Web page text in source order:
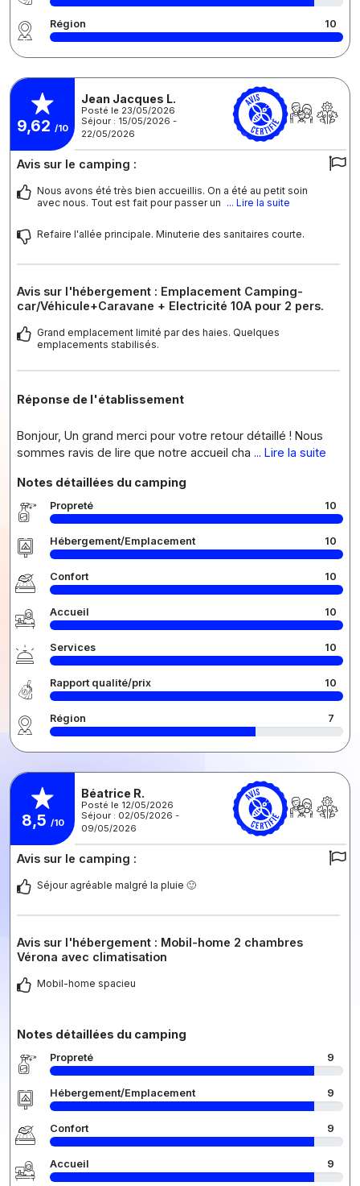
Région 10
9,62 /10
Jean Jacques L.
Posté le 23/05/2026
Séjour : 15/05/2026 -
22/05/2026
Avis sur le camping :
Nous avons été très bien accueillis. On a été au petit soin
avec nous. Tout est fait pour passer un ... Lire la suite
Refaire l'allée principale. Minuterie des sanitaires courte.
Avis sur l'hébergement : Emplacement Camping-
car/Véhicule+Caravane + Electricité 10A pour 2 pers.
Grand emplacement limité par des haies. Quelques
emplacements stabilisés.
Réponse de l'établissement
Bonjour, Un grand merci pour votre retour détaillé ! Nous
sommes ravis de lire que notre accueil cha ... Lire la suite
Notes détaillées du camping
Propreté 10
Hébergement/Emplacement 10
Confort 10
Accueil 10
Services 10
Rapport qualité/prix 10
Région 7
8,5 /10
Béatrice R.
Posté le 12/05/2026
Séjour : 02/05/2026 -
09/05/2026
Avis sur le camping :
Séjour agréable malgré la pluie 🙂
Avis sur l'hébergement : Mobil-home 2 chambres
Vérona avec climatisation
Mobil-home spacieu
Notes détaillées du camping
Propreté 9
Hébergement/Emplacement 9
Confort 9
Accueil 9